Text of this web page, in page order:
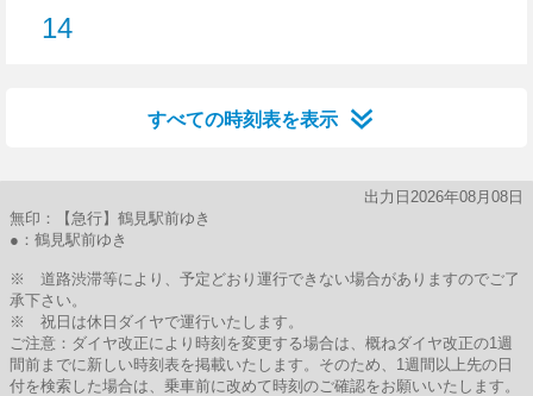
14
すべての時刻表を表示
出力日2026年08月08日
無印：【急行】鶴見駅前ゆき
●：鶴見駅前ゆき
※ 道路渋滞等により、予定どおり運行できない場合がありますのでご了
承下さい。
※ 祝日は休日ダイヤで運行いたします。
ご注意：ダイヤ改正により時刻を変更する場合は、概ねダイヤ改正の1週
間前までに新しい時刻表を掲載いたします。そのため、1週間以上先の日
付を検索した場合は、乗車前に改めて時刻のご確認をお願いいたします。